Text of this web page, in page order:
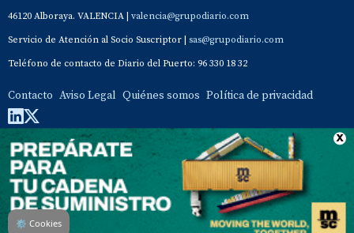
46120 Alboraya. VALENCIA | valencia@grupodiario.com
Servicio de Atención al Socio Suscriptor | sas@grupodiario.com
Teléfono de contacto de Diario del Puerto: 96 330 18 32
Contacto Aviso Legal Quiénes somos Política de privacidad
⚙ Cookies